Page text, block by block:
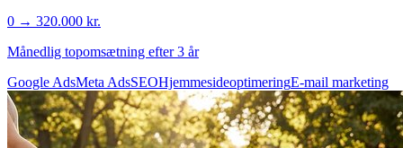
0 → 320.000 kr.
Månedlig topomsætning efter 3 år
Google AdsMeta AdsSEOHjemmesideoptimeringE-mail marketing